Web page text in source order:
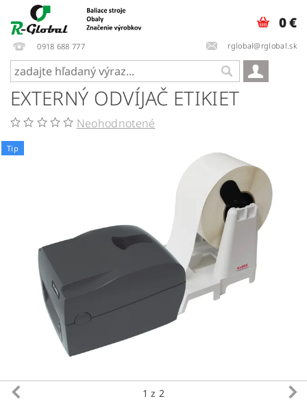
0918 688 777 rglobal@rglobal.sk
0 €
EXTERNÝ ODVÍJAČ ETIKIET
Neohodnotené
Tip
1 z 2